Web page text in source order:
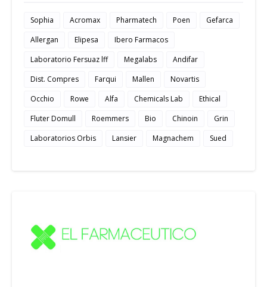
Sophia Acromax Pharmatech Poen
Gefarca
Allergan
Elipesa
Ibero Farmacos
Laboratorio Fersuaz lff
Megalabs
Andifar
Dist. Compres
Farqui Mallen
Novartis
Occhio
Rowe Alfa Chemicals Lab
Ethical
Fluter Domull
Roemmers Bio Chinoin
Grin
Laboratorios Orbis
Lansier Magnachem Sued